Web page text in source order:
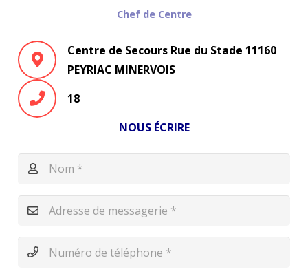
Chef de Centre
Centre de Secours Rue du Stade 11160
PEYRIAC MINERVOIS
18
NOUS ÉCRIRE